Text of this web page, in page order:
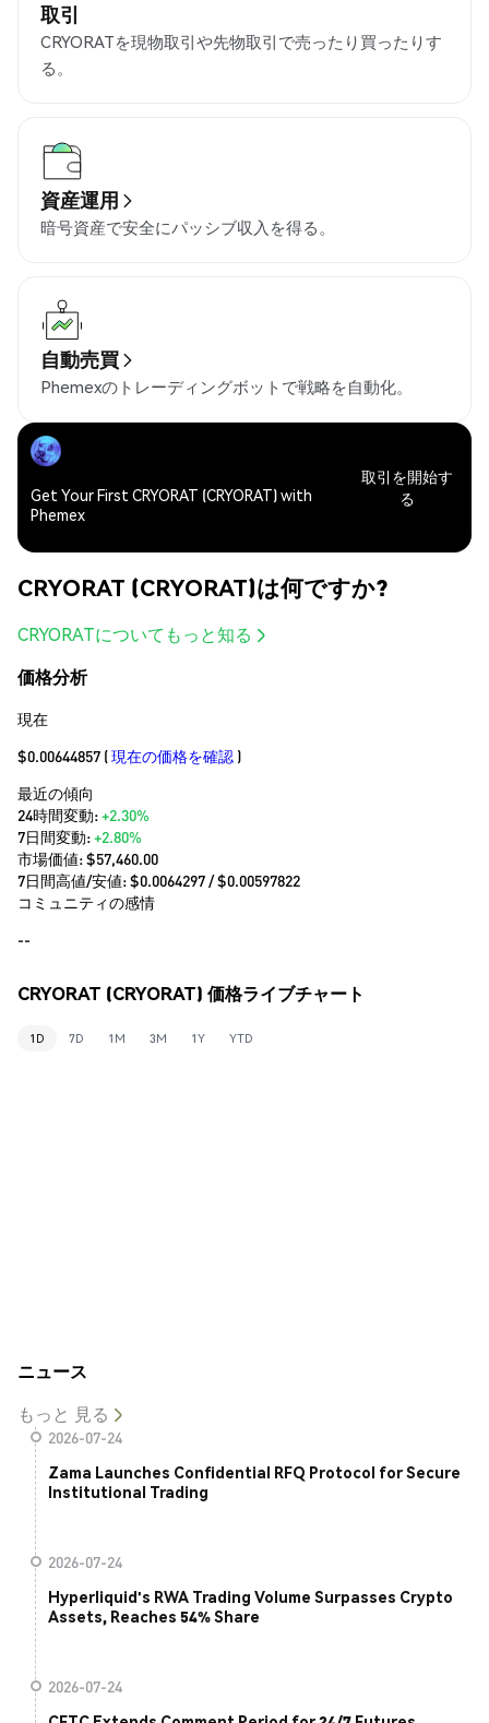
取引
CRYORATを現物取引や先物取引で売ったり買ったりす
る。
資産運用
暗号資産で安全にパッシブ収入を得る。
自動売買
Phemexのトレーディングボットで戦略を自動化。
Get Your First CRYORAT (CRYORAT) with
Phemex
取引を開始す
る
CRYORAT (CRYORAT)は何ですか?
CRYORATについてもっと知る
価格分析
現在
$0.00644857 (現在の価格を確認 )
最近の傾向
24時間変動:+2.30%
7日間変動:+2.80%
市場価値:$57,460.00
7日間高値/安値: $0.0064297/ $0.00597822
コミュニティの感情
--
CRYORAT (CRYORAT) 価格ライブチャート
1D 7D 1M 3M 1Y YTD
ニュース
もっと 見る
2026-07-24
Zama Launches Confidential RFQ Protocol for Secure
Institutional Trading
2026-07-24
Hyperliquid's RWA Trading Volume Surpasses Crypto
Assets, Reaches 54% Share
2026-07-24